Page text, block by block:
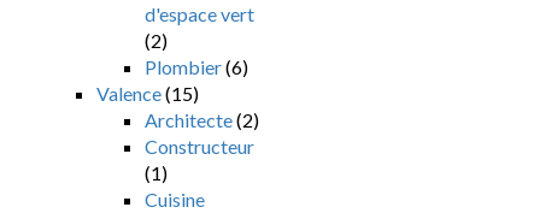
d'espace vert
(2)
Plombier(6)
Valence(15)
Architecte(2)
Constructeur
(1)
Cuisine